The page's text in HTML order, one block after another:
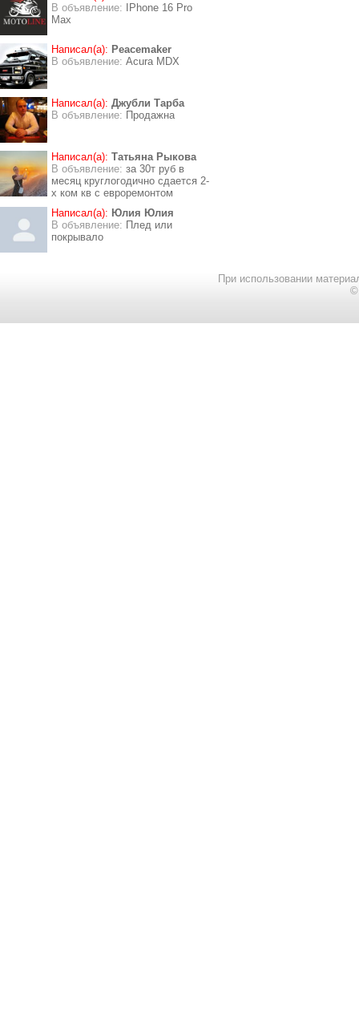
В объявление:
IPhone 16 Pro
Max
Написал(а): Peacemaker
В объявление: Acura MDX
Написал(а): Джубли Тарба
В объявление: Продажна
Написал(а): Татьяна Рыкова
В объявление: за 30т руб в
месяц круглогодично сдается 2-
х ком кв с евроремонтом
Написал(а): Юлия Юлия
В объявление: Плед или
покрывало
При использовании